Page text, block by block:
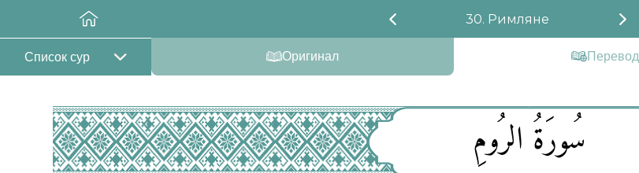
30. Римляне
Список сур Оригинал Перевод
سُورَةُ الرُومِ